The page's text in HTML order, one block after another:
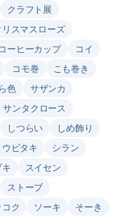
クラフト展
リスマスローズ
コーヒーカップ
コイ
コモ巻
こも巻き
色
サザンカ
サンタクロース
しつらい
しめ飾り
ビタキ
シラン
スイセン
ストーブ
ク ソーキ
そーき